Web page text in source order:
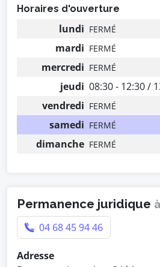
Horaires d'ouverture
lundi FERMÉ
mardi FERMÉ
mercredi FERMÉ
jeudi 08:30 - 12:30 /
vendredi FERMÉ
samedi FERMÉ
dimanche FERMÉ
Permanence juridique
04 68 45 94 46
Adresse